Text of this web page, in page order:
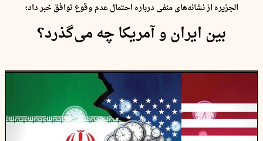
الجزیره از نشانه‌های منفی درباره احتمال عدم وقوع توافق خبر داد؛
بین ایران و آمریکا چه می‌گذرد؟